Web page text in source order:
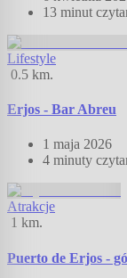
13 minut
Lifestyle
0.5 km.
Erjos - Bar Abreu
1 maja 2026
4 minuty
Atrakcje
1 km.
Puerto de Erjos -